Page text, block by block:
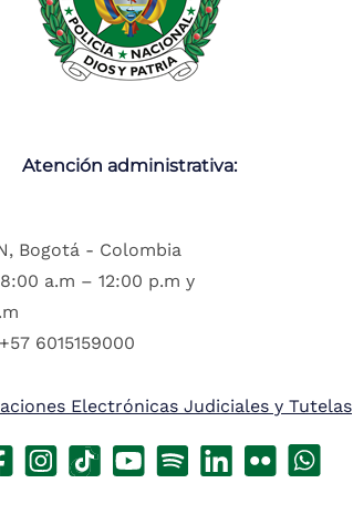
Atención administrativa:
Bogotá - Colombia
a.m – 12:00 p.m y
6015159000
Electrónicas Judiciales y Tutelas